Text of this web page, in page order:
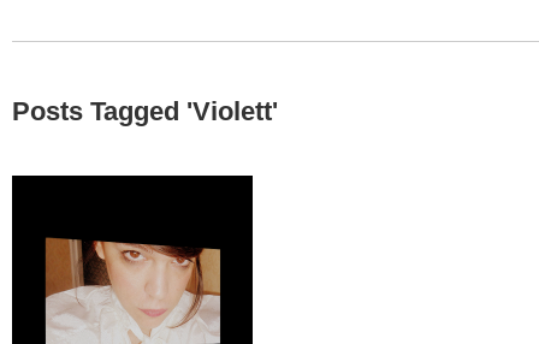
Posts Tagged 'Violett'